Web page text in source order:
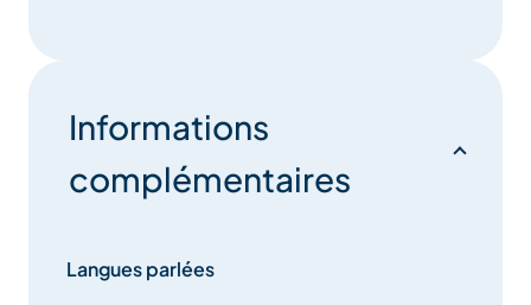
Informations
complémentaires
Langues parlées